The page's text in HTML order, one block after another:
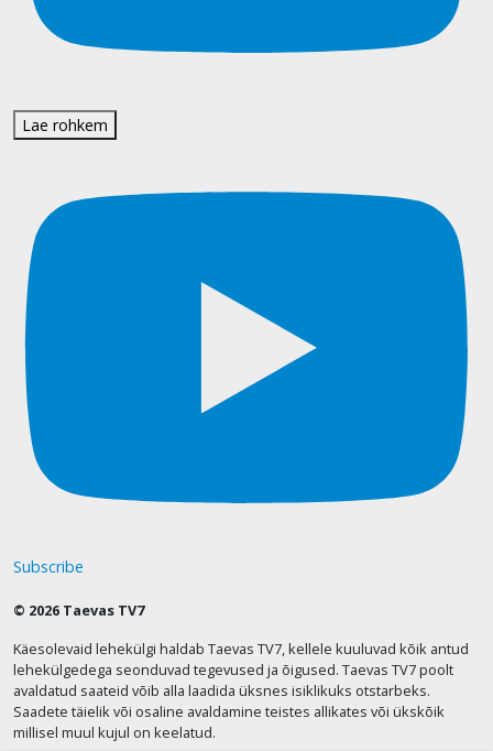
Lae rohkem
Subscribe
© 2026 Taevas TV7
Käesolevaid lehekülgi haldab Taevas TV7, kellele kuuluvad kõik antud
lehekülgedega seonduvad tegevused ja õigused. Taevas TV7 poolt
avaldatud saateid võib alla laadida üksnes isiklikuks otstarbeks.
Saadete täielik või osaline avaldamine teistes allikates või ükskõik
millisel muul kujul on keelatud.